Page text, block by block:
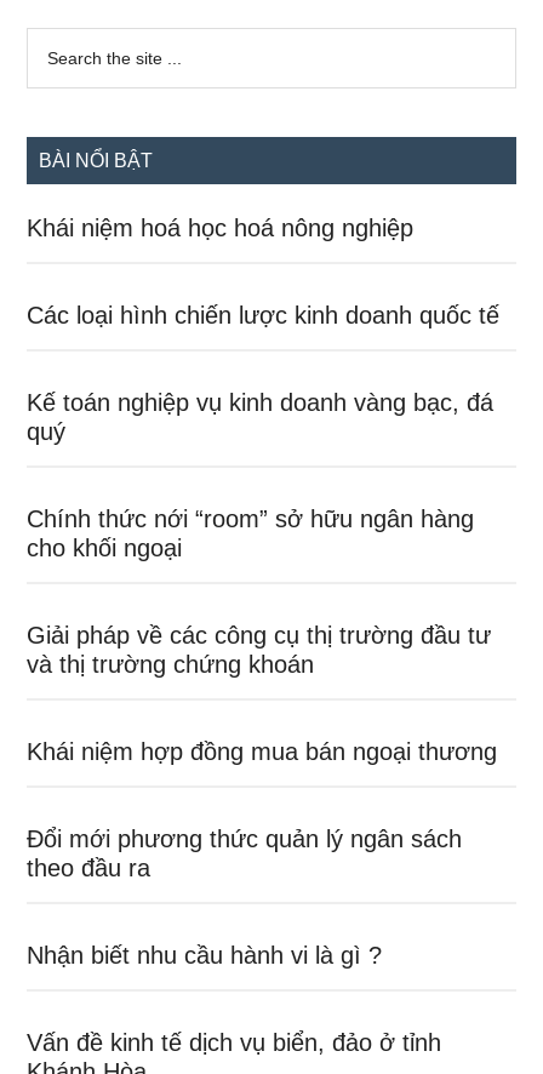
Sidebar
chính
...
BÀI NỔI BẬT
Khái niệm hoá học hoá nông nghiệp
Các loại hình chiến lược kinh doanh quốc tế
Kế toán nghiệp vụ kinh doanh vàng bạc, đá
quý
Chính thức nới “room” sở hữu ngân hàng
cho khối ngoại
Giải pháp về các công cụ thị trường đầu tư
và thị trường chứng khoán
Khái niệm hợp đồng mua bán ngoại thương
Đổi mới phương thức quản lý ngân sách
theo đầu ra
Nhận biết nhu cầu hành vi là gì ?
Vấn đề kinh tế dịch vụ biển, đảo ở tỉnh